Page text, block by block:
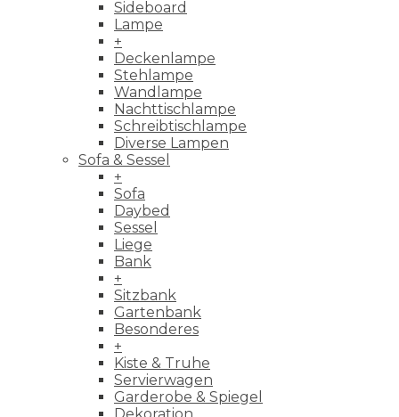
Sideboard
Lampe
+
Deckenlampe
Stehlampe
Wandlampe
Nachttischlampe
Schreibtischlampe
Diverse Lampen
Sofa & Sessel
+
Sofa
Daybed
Sessel
Liege
Bank
+
Sitzbank
Gartenbank
Besonderes
+
Kiste & Truhe
Servierwagen
Garderobe & Spiegel